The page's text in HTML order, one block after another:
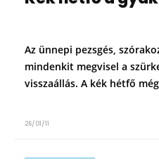
Az ünnepi pezsgés,
mindenkit megvisel a
visszaállás. A kék hétfő
26/01/11